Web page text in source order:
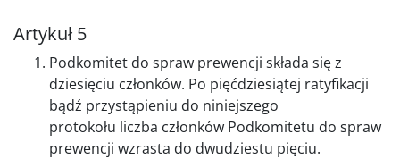
Artykuł 5
Podkomitet do spraw prewencji składa się z
dziesięciu członków. Po pięćdziesiątej ratyfikacji
bądź przystąpieniu do niniejszego
protokołu liczba członków Podkomitetu do spraw
prewencji wzrasta do dwudziestu pięciu.